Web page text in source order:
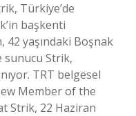
Türkiye’de
başkenti
42 yaşındaki Boşnak
sunucu Strik,
TRT belgesel
Member of the
Strik, 22 Haziran